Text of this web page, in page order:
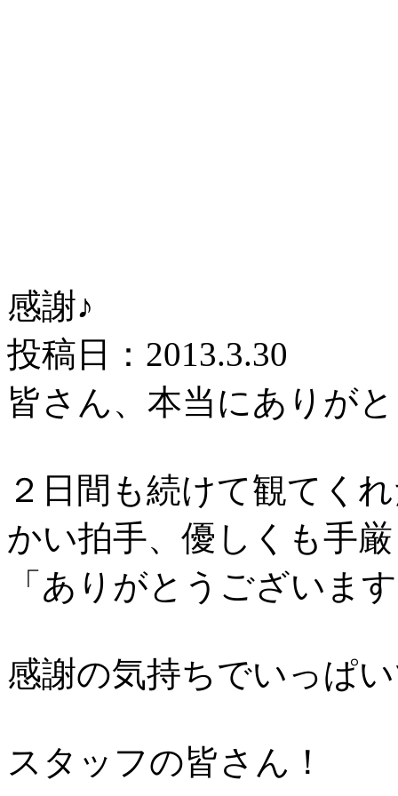
感謝♪
投稿日：2013.3.30
皆さん、本当にありが
２日間も続けて観てく
かい拍手、優しくも手
「ありがとうございま
感謝の気持ちでいっぱ
スタッフの皆さん！